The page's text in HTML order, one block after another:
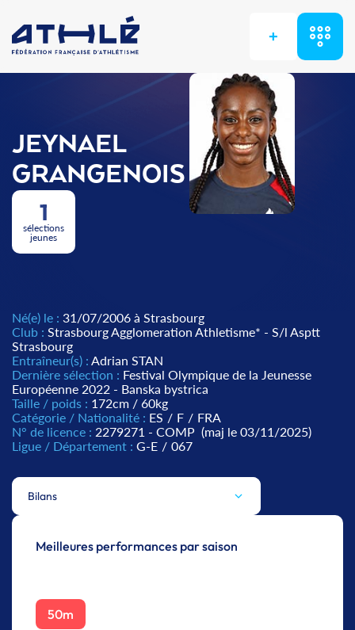
+
JEYNAEL
GRANGENOIS
1
sélections
jeunes
Né(e) le : 31/07/2006 à Strasbourg
Club : Strasbourg Agglomeration Athletisme* - S/l Asptt
Strasbourg
Entraîneur(s) : Adrian STAN
Dernière sélection : Festival Olympique de la Jeunesse
Européenne 2022 - Banska bystrica
Taille / poids : 172cm / 60kg
Catégorie / Nationalité : ES / F / FRA
N° de licence : 2279271 - COMP (maj le 03/11/2025)
Ligue / Département : G-E / 067
Bilans
Meilleures performances par saison
50m